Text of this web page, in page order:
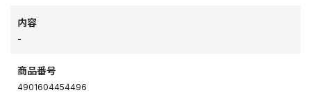
内容
-
商品番号
4901604454496